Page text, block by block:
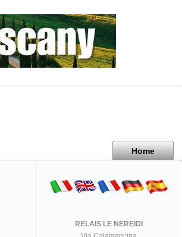
Home
RELAIS LE NEREIDI